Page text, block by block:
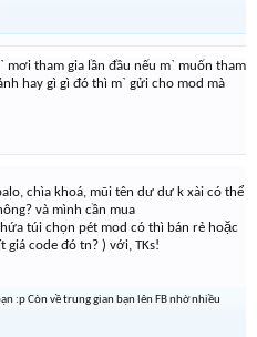
mơi tham gia lần đầu nếu m` muốn tham
hay gì gì đó thì m` gửi cho mod mà
chìa khoá, mũi tên dư dư k xài có thể
và mình cần mua
túi chọn pét mod có thì bán rẻ hoặc
giá code đó tn? ) với, TKs!
:p Còn về trung gian bạn lên FB nhờ nhiều